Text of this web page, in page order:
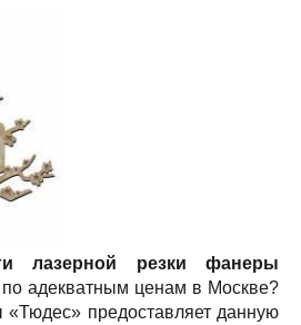
лазерной резки фанеры
по адекватным ценам в Москве?
«Тюдес» предоставляет данную